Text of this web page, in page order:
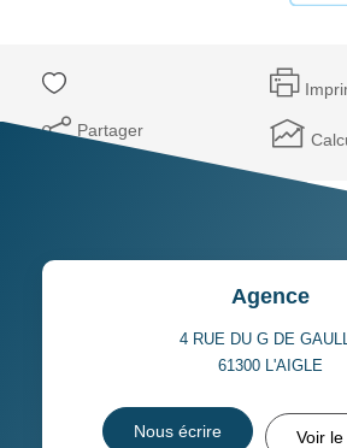
Partager
Agence
4 RUE DU G DE
61300 L'AIGLE
Nous écrire Voir